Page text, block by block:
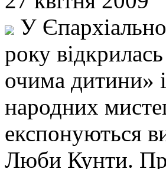
У
року
очима дитини»
народних
експонуються
Люби Кунти.